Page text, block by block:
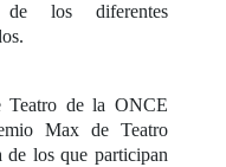
los diferentes
Teatro de la ONCE
Max de Teatro
los que participan